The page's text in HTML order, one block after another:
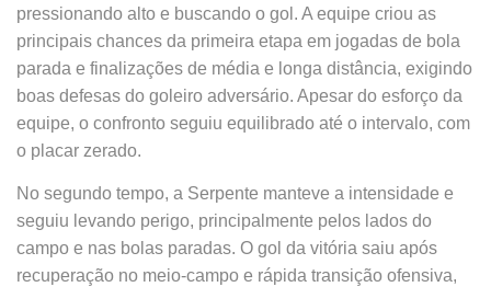
pressionando alto e buscando o gol. A equipe criou as
principais chances da primeira etapa em jogadas de bola
parada e finalizações de média e longa distância, exigindo
boas defesas do goleiro adversário. Apesar do esforço da
equipe, o confronto seguiu equilibrado até o intervalo, com
o placar zerado.
No segundo tempo, a Serpente manteve a intensidade e
seguiu levando perigo, principalmente pelos lados do
campo e nas bolas paradas. O gol da vitória saiu após
recuperação no meio-campo e rápida transição ofensiva,